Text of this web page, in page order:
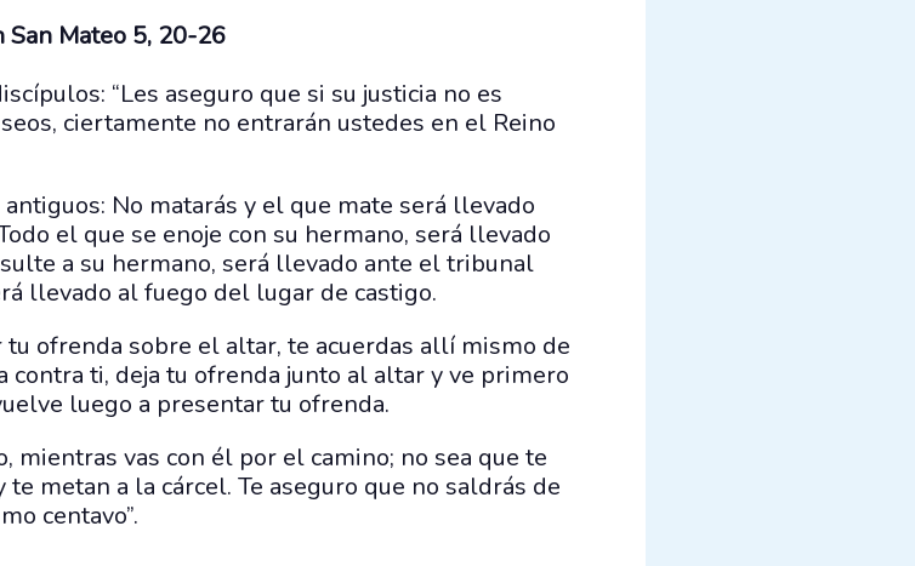
Mateo 5, 20-26
“Les aseguro que si su justicia no es
ciertamente no entrarán ustedes en el Reino
No matarás y el que mate será llevado
el que se enoje con su hermano, será llevado
a su hermano, será llevado ante el tribunal
llevado al fuego del lugar de castigo.
tu ofrenda sobre el altar, te acuerdas allí mismo de
contra ti, deja tu ofrenda junto al altar y ve primero
luego a presentar tu ofrenda.
vas con él por el camino; no sea que te
metan a la cárcel. Te aseguro que no saldrás de
centavo”.